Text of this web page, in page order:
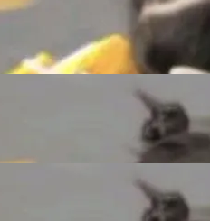
作，...
头相比，Spa
。然而，支
然不同的面
依托充沛的经
句话概括：
install.
自动规划、写
据介绍，Muse
。这些后
图谱校
局视野。整个
→ 控制难度
TENT。